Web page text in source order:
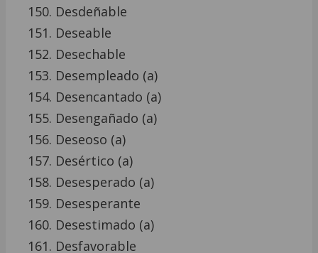
Desdeñable
Deseable
Desechable
Desempleado (a)
Desencantado (a)
Desengañado (a)
Deseoso (a)
Desértico (a)
Desesperado (a)
Desesperante
Desestimado (a)
Desfavorable